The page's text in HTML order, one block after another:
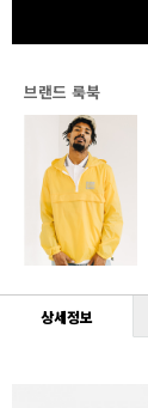
실버
골드
76,440원
플래티넘
75,660원
다이아몬드
75,660원
VVIP
74,880
브랜드 룩북
상세정보